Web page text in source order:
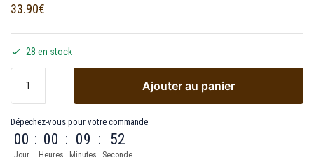
33.90€
28 en stock
Ajouter au panier
Dépechez-vous pour votre commande
00
Jour
: 00
Heures
: 09
Minutes
: 52
Seconde